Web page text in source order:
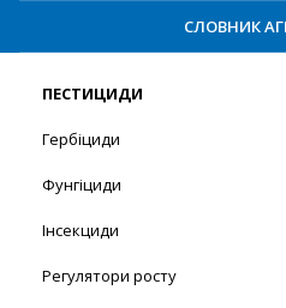
СЛОВНИК
ПЕСТИЦИДИ
Гербіциди
Фунгіциди
Інсекциди
Регулятори росту